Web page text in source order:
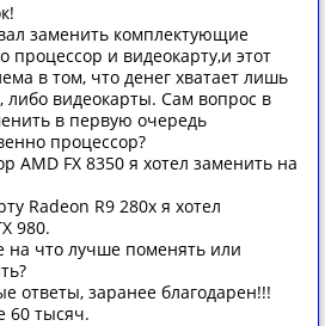
заменить комплектующие
и видеокарту,и этот
в том, что денег хватает лишь
либо видеокарты. Сам вопрос в
в первую очередь
процессор?
AMD FX 8350 я хотел заменить на
Radeon R9 280x я хотел
980.
на что лучше поменять или
ответы, заранее благодарен!!!
60 тысяч.